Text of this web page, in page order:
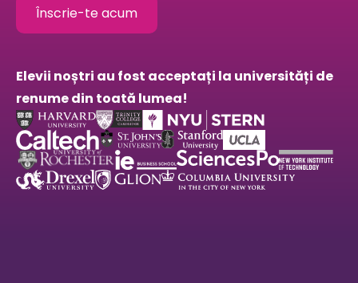
Înscrie-te acum
Elevii noștri au fost acceptați la universități de
renume din toată lumea!